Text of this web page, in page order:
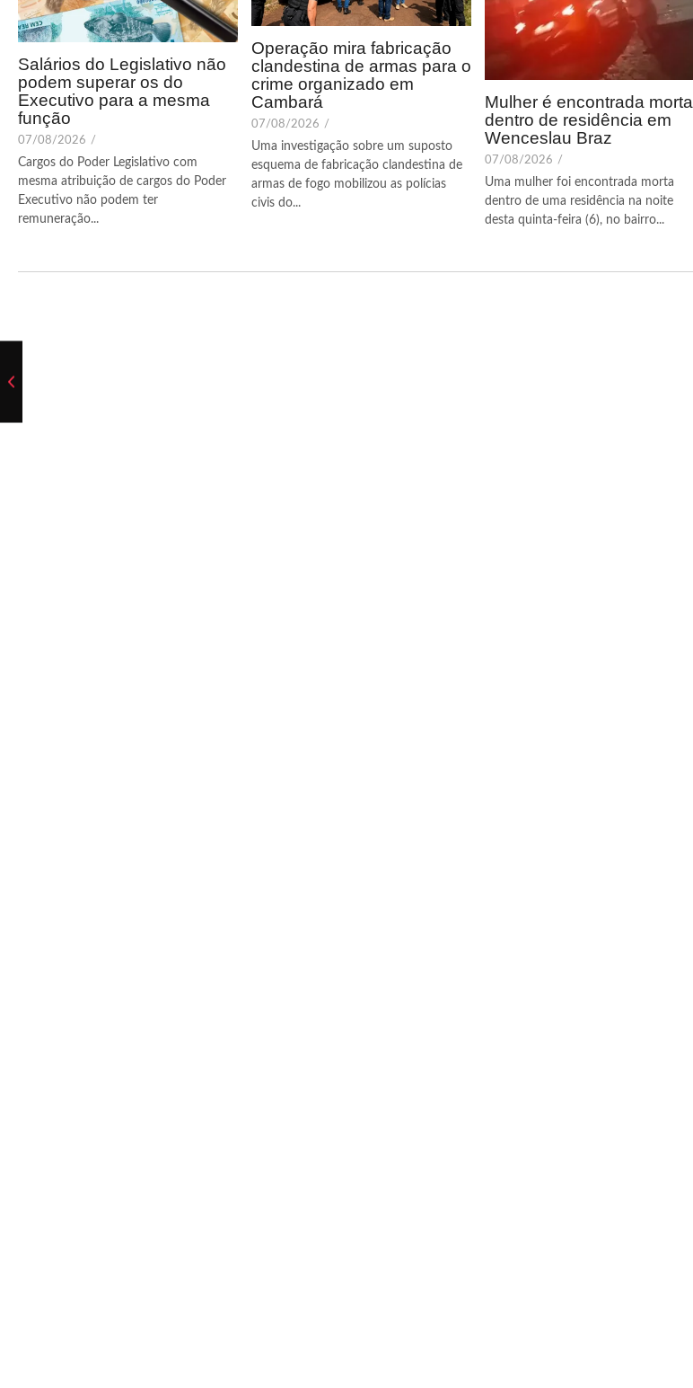
Salários do Legislativo não
podem superar os do
Executivo para a mesma
função
07/08/2026 /
Cargos do Poder Legislativo com
mesma atribuição de cargos do Poder
Executivo não podem ter
remuneração...
Operação mira fabricação
clandestina de armas para o
crime organizado em
Cambará
07/08/2026 /
Uma investigação sobre um suposto
esquema de fabricação clandestina de
armas de fogo mobilizou as polícias
civis do...
Mulher é encontrada morta
dentro de residência em
Wenceslau Braz
07/08/2026 /
Uma mulher foi encontrada morta
dentro de uma residência na noite
desta quinta-feira (6), no bairro...